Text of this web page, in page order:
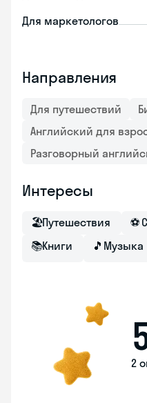
Для маркетологов
Направления
Для путешествий
Английский для
Разговорный
Интересы
🏖Путешествия ⚽
📚Книги 🎵 Музыка
2